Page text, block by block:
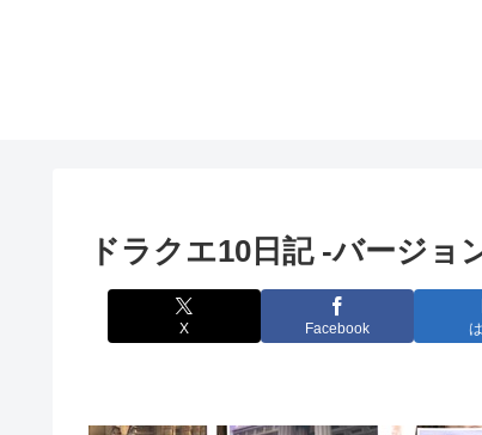
ドラクエ10日記 -バージョ
X Facebook